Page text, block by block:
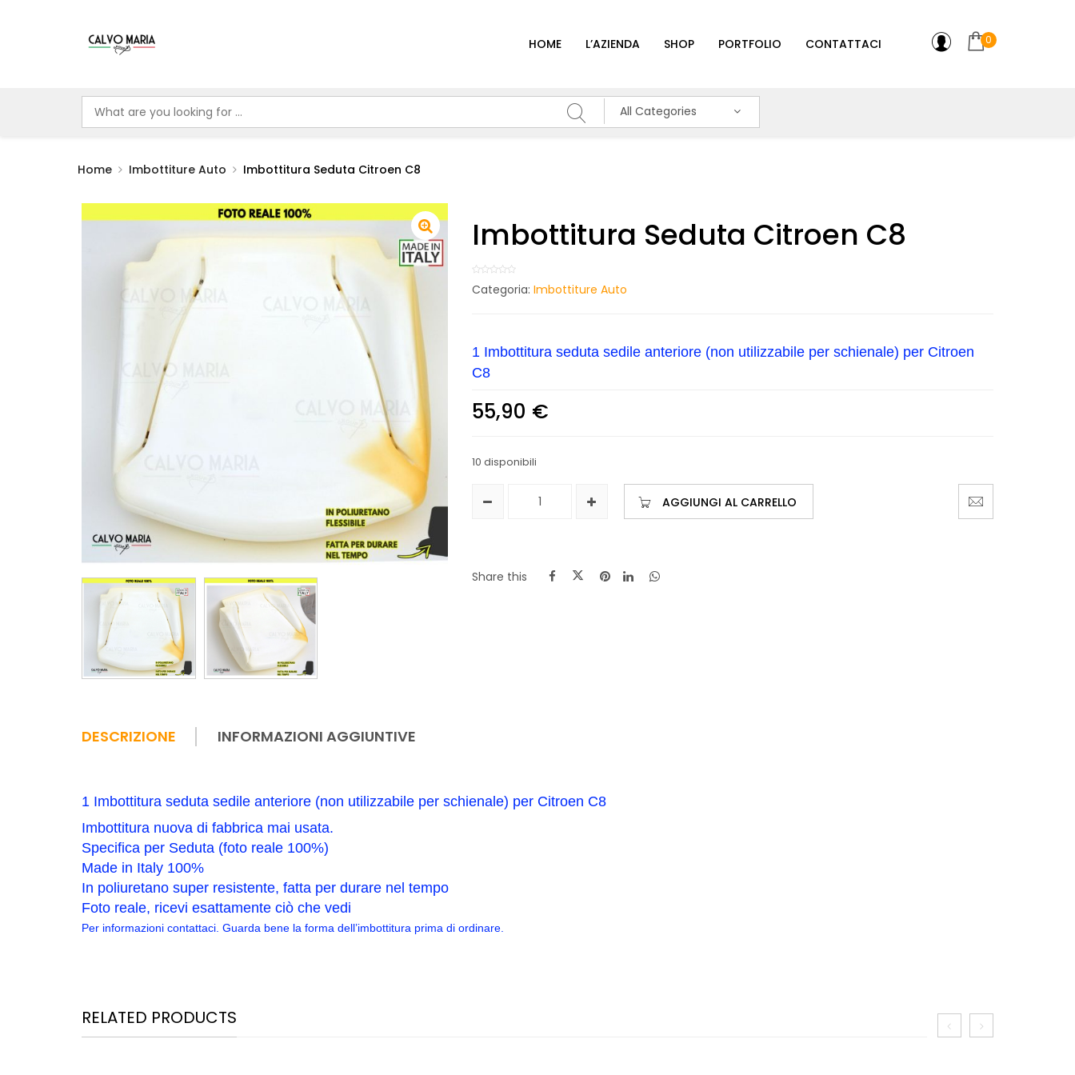
HOME L’AZIENDA SHOP PORTFOLIO CONTATTACI 0
All Categories
Home Imbottiture Auto Imbottitura Seduta Citroen C8
Imbottitura Seduta Citroen C8
Categoria: Imbottiture Auto
1 Imbottitura seduta sedile anteriore (non utilizzabile per schienale) per Citroen
C8
55,90 €
10 disponibili
AGGIUNGI AL CARRELLO
Share this
DESCRIZIONE INFORMAZIONI AGGIUNTIVE
1 Imbottitura seduta sedile anteriore (non utilizzabile per schienale) per Citroen C8
Imbottitura nuova di fabbrica mai usata.
Specifica per Seduta (foto reale 100%)
Made in Italy 100%
In poliuretano super resistente, fatta per durare nel tempo
Foto reale, ricevi esattamente ciò che vedi
Per informazioni contattaci. Guarda bene la forma dell’imbottitura prima di ordinare.
RELATED PRODUCTS